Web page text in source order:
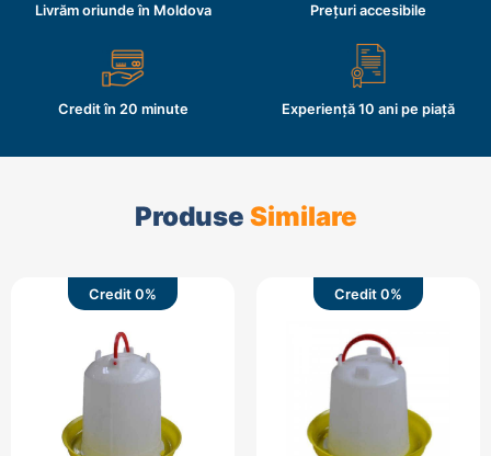
Livrăm oriunde în Moldova Prețuri accesibile
Credit în 20 minute Experiență 10 ani pe piață
Produse Similare
Credit 0% Credit 0%